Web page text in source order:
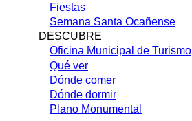
Fiestas
Semana Santa Ocañense
DESCUBRE
Oficina Municipal de Turismo
Qué ver
Dónde comer
Dónde dormir
Plano Monumental